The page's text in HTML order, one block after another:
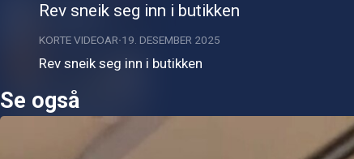
Rev sneik seg inn i butikken
KORTE VIDEOAR 19. DESEMBER 2025
Rev sneik seg inn i butikken
Se også